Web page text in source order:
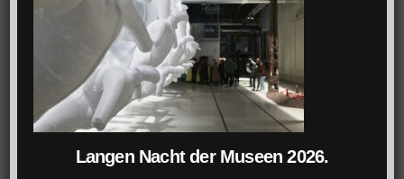
Langen Nacht der Museen 2026.